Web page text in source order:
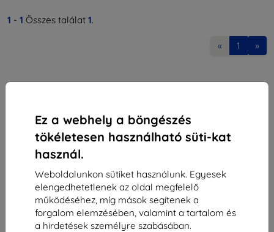
Ez a webhely a böngészés
tökéletesen használható süti-kat
használ.
Weboldalunkon sütiket használunk. Egyesek
elengedhetetlenek az oldal megfelelő
működéséhez, míg mások segítenek a
forgalom elemzésében, valamint a tartalom és
a hirdetések személyre szabásában.
1 - 1 Összes találat 1.
« 1 »
Shield-Sk s.r.o.
Rudolf Mocka utca 3750/2A
841 04 Bratislava
Cégjegyzékszám:46701494
ÁFA-azonosító:SK2023549671